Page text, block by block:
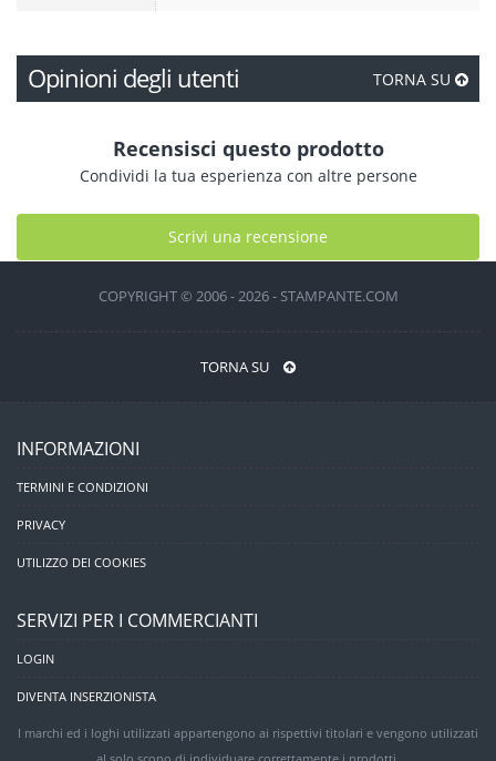
Opinioni degli utenti TORNA SU
Recensisci questo prodotto
Condividi la tua esperienza con altre persone
Scrivi una recensione
COPYRIGHT © 2006 - 2026 - STAMPANTE.COM
TORNA SU
INFORMAZIONI
TERMINI E CONDIZIONI
PRIVACY
UTILIZZO DEI COOKIES
SERVIZI PER I COMMERCIANTI
LOGIN
DIVENTA INSERZIONISTA
I marchi ed i loghi utilizzati appartengono ai rispettivi titolari e vengono utilizzati